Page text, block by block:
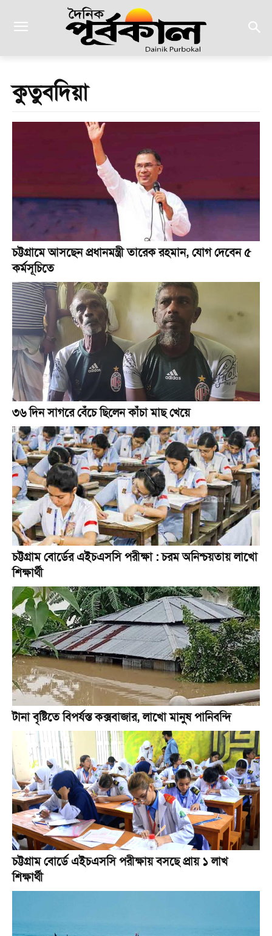
কুতুবদিয়া
চট্টগ্রামে আসছেন প্রধানমন্ত্রী তারেক রহমান, যোগ দেবেন ৫
কর্মসূচিতে
৩৬ দিন সাগরে বেঁচে ছিলেন কাঁচা মাছ খেয়ে
চট্টগ্রাম বোর্ডের এইচএসসি পরীক্ষা : চরম অনিশ্চয়তায় লাখো
শিক্ষার্থী
টানা বৃষ্টিতে বিপর্যস্ত কক্সবাজার, লাখো মানুষ পানিবন্দি
চট্টগ্রাম বোর্ডে এইচএসসি পরীক্ষায় বসছে প্রায় ১ লাখ
শিক্ষার্থী